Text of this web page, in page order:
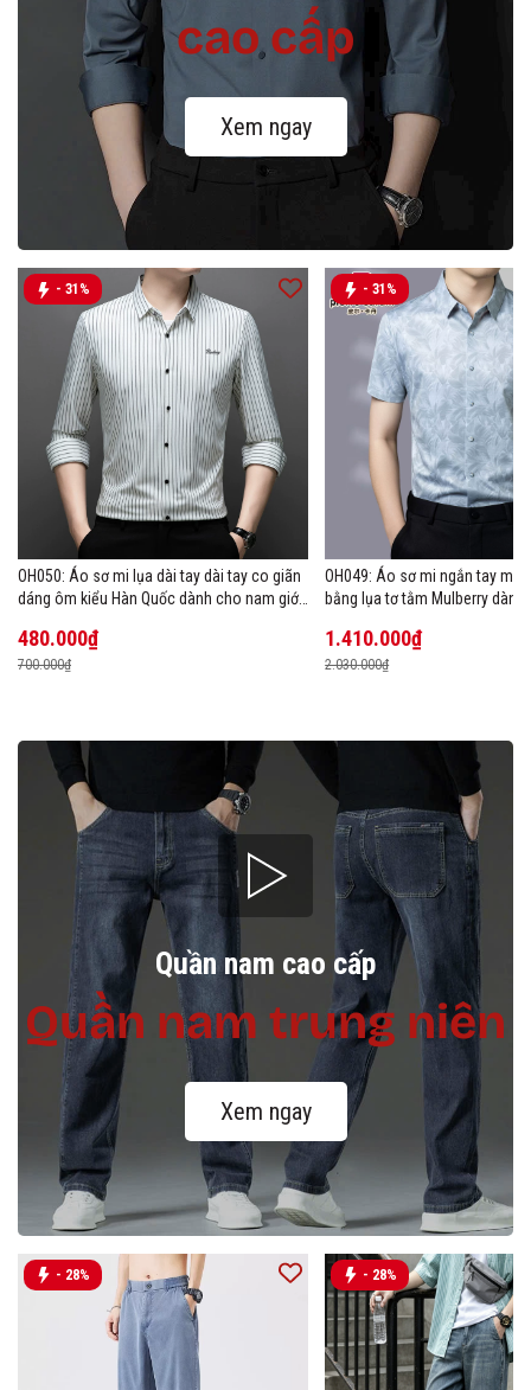
cao cấp
Xem ngay
- 31%
OH050: Áo sơ mi lụa dài tay dài tay co giãn
dáng ôm kiểu Hàn Quốc dành cho nam giới,
480.000₫
700.000₫
- 31%
OH049: Áo sơ mi ngắn tay
bằng lụa tơ tằm Mulberry
1.410.000₫
2.030.000₫
- 28% - 28%
Quần nam cao cấp
Quần nam trung niên
Xem ngay